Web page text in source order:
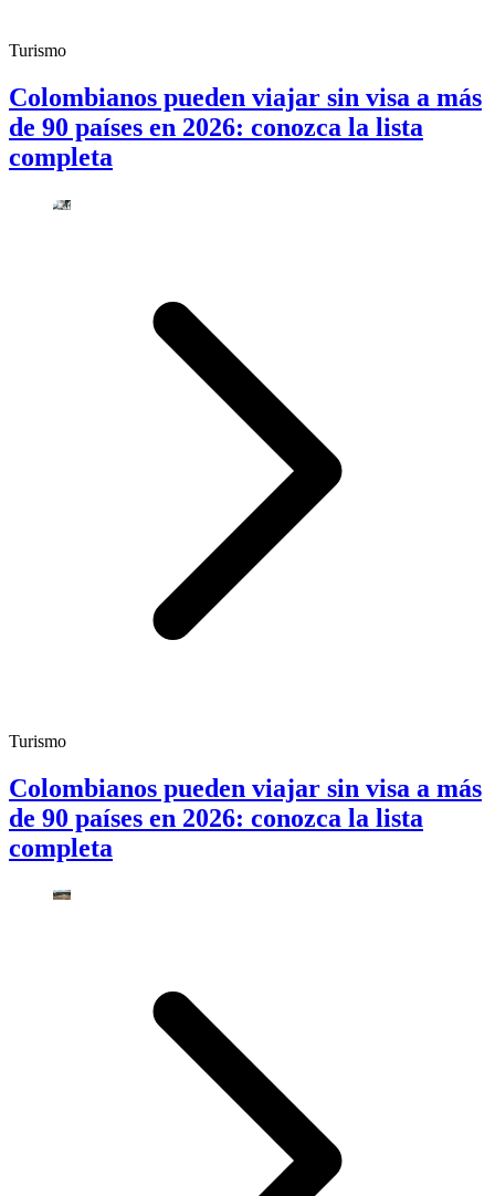
Turismo
Colombianos pueden viajar sin visa a más
de 90 países en 2026: conozca la lista
completa
Turismo
Colombianos pueden viajar sin visa a más
de 90 países en 2026: conozca la lista
completa